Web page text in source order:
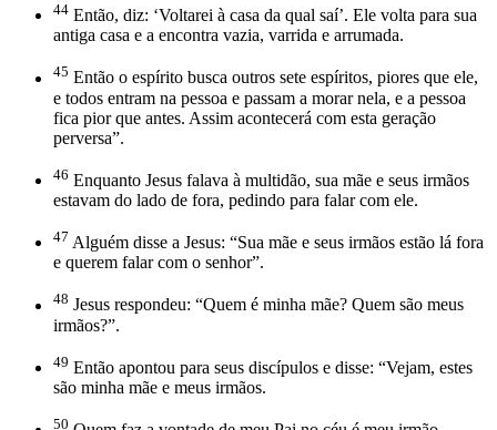
44 Então, diz: ‘Voltarei à casa da qual saí’. Ele volta para sua
antiga casa e a encontra vazia, varrida e arrumada.
45 Então o espírito busca outros sete espíritos, piores que ele,
e todos entram na pessoa e passam a morar nela, e a pessoa
fica pior que antes. Assim acontecerá com esta geração
perversa”.
46 Enquanto Jesus falava à multidão, sua mãe e seus irmãos
estavam do lado de fora, pedindo para falar com ele.
47 Alguém disse a Jesus: “Sua mãe e seus irmãos estão lá fora
e querem falar com o senhor”.
48 Jesus respondeu: “Quem é minha mãe? Quem são meus
irmãos?”.
49 Então apontou para seus discípulos e disse: “Vejam, estes
são minha mãe e meus irmãos.
50